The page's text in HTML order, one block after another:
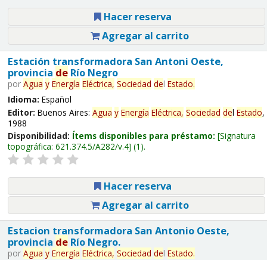
Hacer reserva
Agregar al carrito
Estación transformadora San Antoni Oeste,
provincia deRío Negro
por Agua y Energía Eléctrica, Sociedad del Estado.
Idioma: Español
Editor: Buenos Aires: Agua y Energía Eléctrica, Sociedad del Estado,
1988
Disponibilidad: Ítems disponibles para préstamo: Signatura
topográfica: 621.374.5/A282/v.4 (1).
Hacer reserva
Agregar al carrito
Estacion transformadora San Antonio Oeste,
provincia deRío Negro.
por Agua y Energía Eléctrica, Sociedad del Estado.